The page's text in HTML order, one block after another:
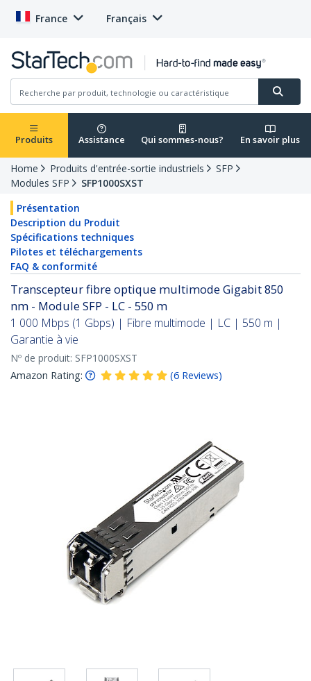
France Français
Produits Assistance Qui sommes-nous? En savoir plus
Home Produits d'entrée-sortie industriels
SFP
Modules SFP
SFP1000SXST
Présentation
Description du Produit
Spécifications techniques
Pilotes et téléchargements
FAQ & conformité
Transcepteur fibre optique multimode Gigabit 850
nm - Module SFP - LC - 550 m
1 000 Mbps (1 Gbps) | Fibre multimode | LC | 550 m |
Garantie à vie
Nº de produit: SFP1000SXST
Amazon Rating:
(6 Reviews)